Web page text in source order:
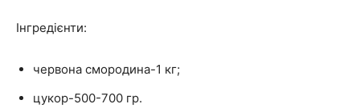
Інгредієнти:
червона смородина-1 кг;
цукор-500-700 гр.